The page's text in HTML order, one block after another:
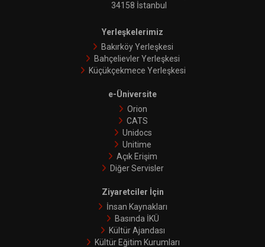
34158 İstanbul
Yerleşkelerimiz
Bakırköy Yerleşkesi
Bahçelievler Yerleşkesi
Küçükçekmece Yerleşkesi
e-Üniversite
Orion
CATS
Unidocs
Unitime
Açık Erişim
Diğer Servisler
Ziyaretciler İçin
İnsan Kaynakları
Basında İKÜ
Kültür Ajandası
Kültür Eğitim Kurumları